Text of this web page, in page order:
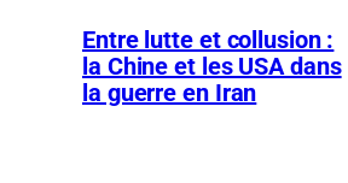
Entre lutte et collusion :
la Chine et les USA dans
la guerre en Iran